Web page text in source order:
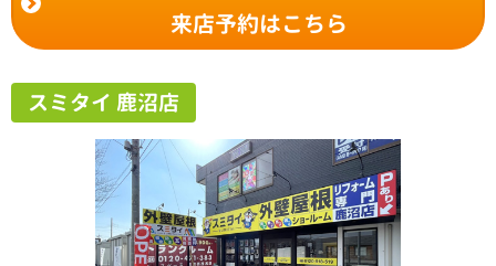
来店予約はこちら
スミタイ 鹿沼店